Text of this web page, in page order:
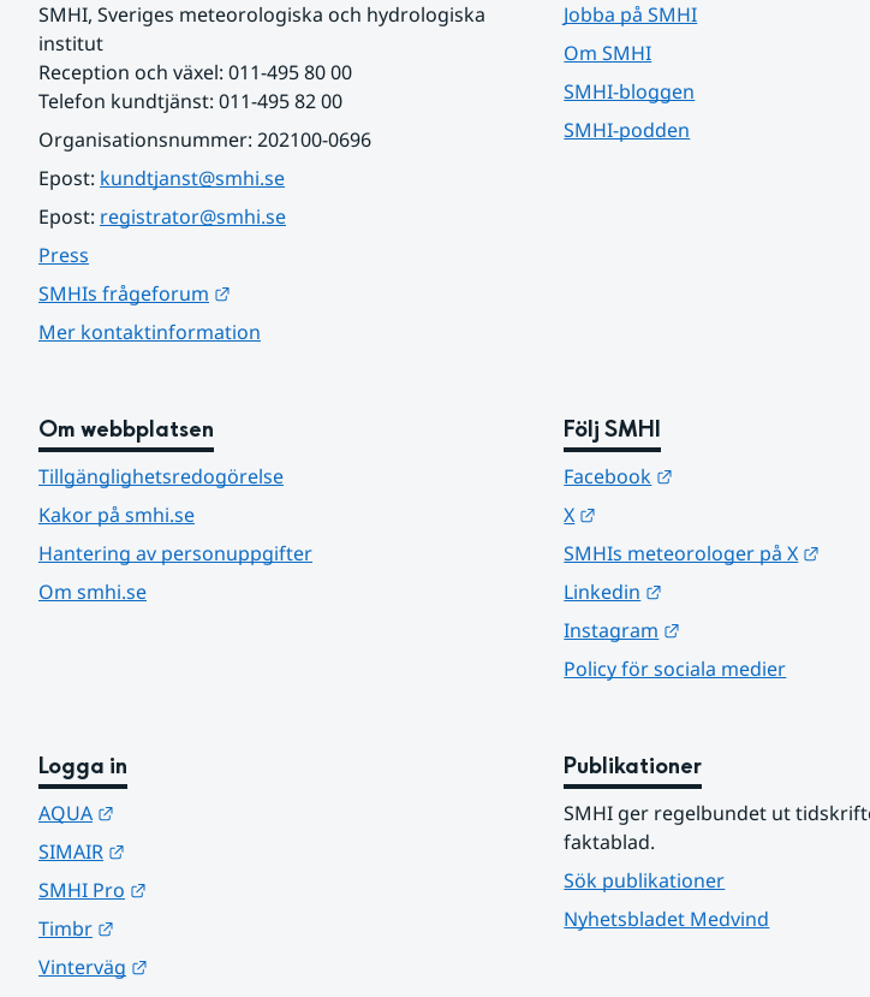
SMHI, Sveriges meteorologiska och hydrologiska
institut
Reception och växel: 011-495 80 00
Telefon kundtjänst: 011-495 82 00
Organisationsnummer: 202100-0696
Epost: kundtjanst@smhi.se
Epost: registrator@smhi.se
Press
SMHIs frågeforum
Mer kontaktinformation
Jobba på SMHI
Om SMHI
SMHI-bloggen
SMHI-podden
Om webbplatsen
Tillgänglighetsredogörelse
Kakor på smhi.se
Hantering av personuppgifter
Om smhi.se
Följ SMHI
Facebook
X
SMHIs meteorologer på X
Linkedin
Instagram
Policy för sociala medier
Logga in
AQUA
SIMAIR
SMHI Pro
Timbr
Vinterväg
Publikationer
SMHI ger regelbundet ut
faktablad.
Sök publikationer
Nyhetsbladet Medvind